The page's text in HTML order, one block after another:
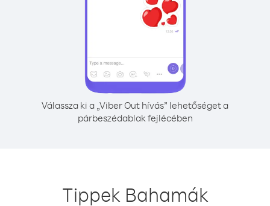
Válassza ki a „Viber Out hívás” lehetőséget a
párbeszédablak fejlécében
Tippek Bahamák